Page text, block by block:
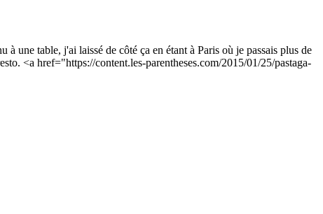
une table, j'ai laissé de côté ça en étant à Paris où je passais plus de
<a href="https://content.les-parentheses.com/2015/01/25/pastaga-